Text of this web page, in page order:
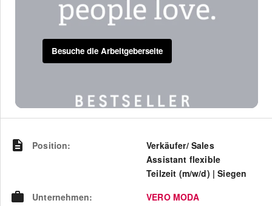
Besuche die Arbeitgeberseite
Position:
Verkäufer/ Sales
Assistant flexible
Teilzeit (m/w/d) | Siegen
Unternehmen:
VERO MODA